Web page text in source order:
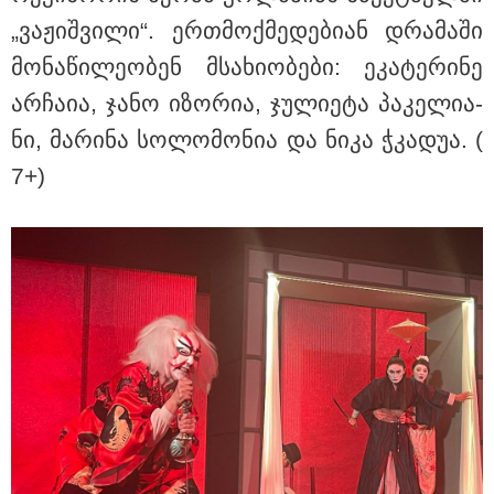
"საიდან იცის, მან სინამდვილეში რა
ხდებოდა... აფხაზეთის ომში თუ არ
ვცდები სამჯერ არის ნამყოფი, არც
ერთხელ 10 დღეს არ ცდებოდა" - გია
ყარყარაშვილი გიორგი ბარამიძის
განცხადებაზე
10:58 / 06-08-2026
"დადგება დრო და თქვენი
დღევანდელი "პოსტაობა"
„ვა­ჟიშ­ვი­ლი“. ერ­თმოქ­მე­დე­ბი­ან დრა­მა­ში
მო­ნა­წი­ლე­ო­ბენ მსა­ხი­ო­ბე­ბი: ეკა­ტე­რი­ნე
არ­ჩა­ია, ჯანო იზო­რია, ჯუ­ლი­ე­ტა პა­კე­ლი­ა­
ნი, მა­რი­ნა სო­ლო­მო­ნია და ნიკა ჭკა­დუა. (
7+)